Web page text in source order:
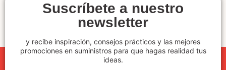
Suscríbete a nuestro
newsletter
y recibe inspiración, consejos prácticos y las mejores
promociones en suministros para que hagas realidad tus
ideas.